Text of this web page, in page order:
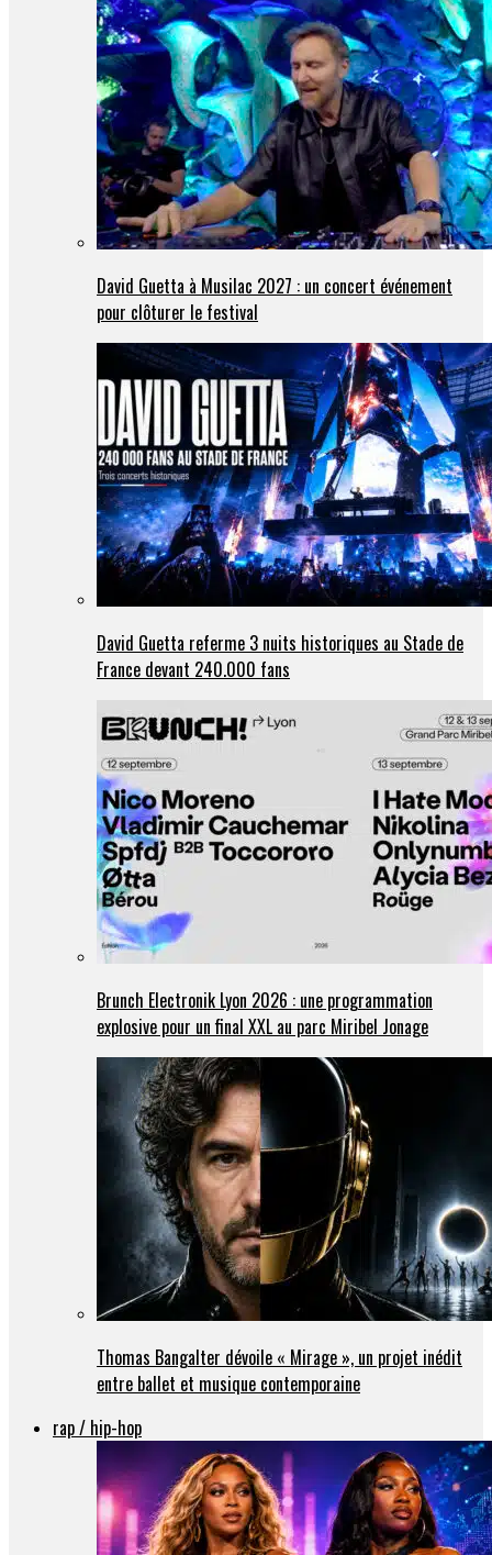
David Guetta à Musilac 2027 : un concert événement
pour clôturer le festival
David Guetta referme 3 nuits historiques au Stade de
France devant 240.000 fans
Brunch Electronik Lyon 2026 : une programmation
explosive pour un final XXL au parc Miribel Jonage
Thomas Bangalter dévoile « Mirage », un projet inédit
entre ballet et musique contemporaine
rap / hip-hop